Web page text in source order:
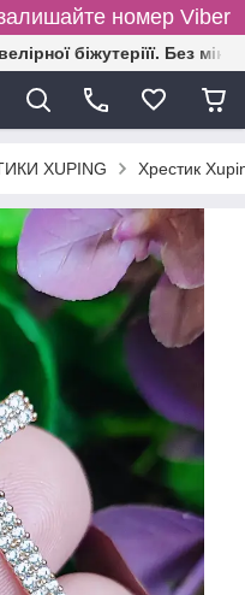
номер Viber
біжутеріїї. Без
XUPING Хрестик